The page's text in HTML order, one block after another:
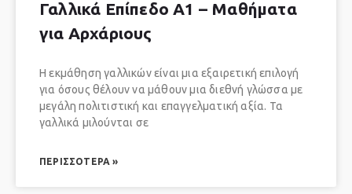
Γαλλικά Επίπεδο A1 – Μαθήματα
για Αρχάριους
Η εκμάθηση γαλλικών είναι μια εξαιρετική επιλογή
για όσους θέλουν να μάθουν μια διεθνή γλώσσα με
μεγάλη πολιτιστική και επαγγελματική αξία. Τα
γαλλικά μιλούνται σε
ΠΕΡΙΣΣΌΤΕΡΑ »